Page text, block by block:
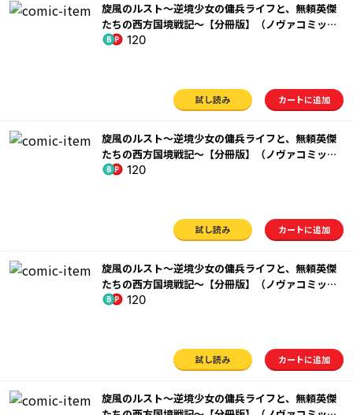
旋風のルスト～逆境少女の傭兵ライフと、無頼英傑
たちの西方国境戦記～【分冊版】（ノヴァコミック
ス）４120
試し読み カートに追加
旋風のルスト～逆境少女の傭兵ライフと、無頼英傑
たちの西方国境戦記～【分冊版】（ノヴァコミック
ス）５120
試し読み カートに追加
旋風のルスト～逆境少女の傭兵ライフと、無頼英傑
たちの西方国境戦記～【分冊版】（ノヴァコミック
ス）６120
試し読み カートに追加
旋風のルスト～逆境少女の傭兵ライフと、無頼英傑